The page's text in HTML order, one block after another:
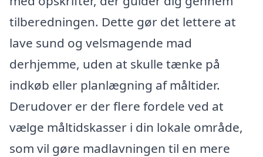
tilberedningen. Dette gør det lettere at
lave sund og velsmagende mad
derhjemme, uden at skulle tænke på
indkøb eller planlægning af måltider.
Derudover er der flere fordele ved at
vælge måltidskasser i din lokale område,
som vil gøre madlavningen til en mere